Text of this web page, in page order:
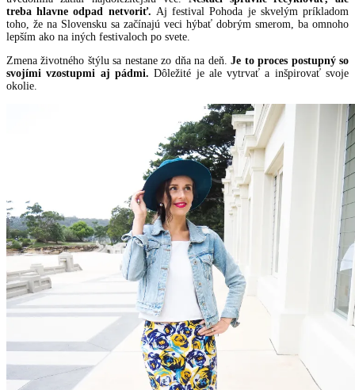
treba hlavne odpad netvoriť. Aj festival Pohoda je skvelým príkladom
toho, že na Slovensku sa začínajú veci hýbať dobrým smerom, ba omnoho
lepším ako na iných festivaloch po svete.
Zmena životného štýlu sa nestane zo dňa na deň.Je to proces postupný so
svojími vzostupmi aj pádmi. Dôležité je ale vytrvať a inšpirovať svoje
okolie.